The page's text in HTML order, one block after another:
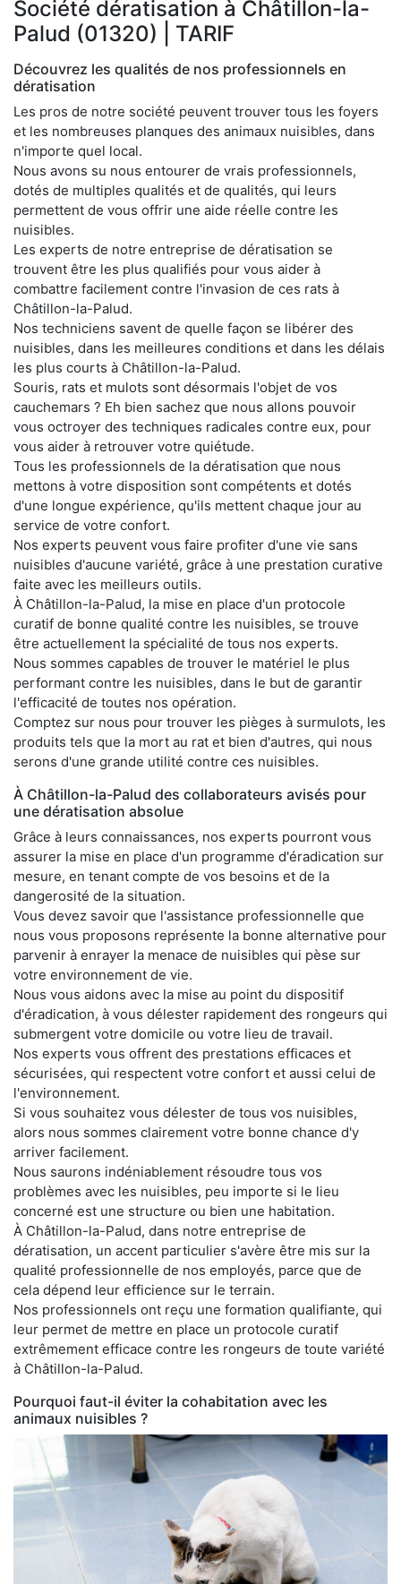
Société dératisation à Châtillon-la-
Palud (01320) | TARIF
Découvrez les qualités de nos professionnels en
dératisation
Les pros de notre société peuvent trouver tous les foyers
et les nombreuses planques des animaux nuisibles, dans
n'importe quel local.
Nous avons su nous entourer de vrais professionnels,
dotés de multiples qualités et de qualités, qui leurs
permettent de vous offrir une aide réelle contre les
nuisibles.
Les experts de notre entreprise de dératisation se
trouvent être les plus qualifiés pour vous aider à
combattre facilement contre l'invasion de ces rats à
Châtillon-la-Palud.
Nos techniciens savent de quelle façon se libérer des
nuisibles, dans les meilleures conditions et dans les délais
les plus courts à Châtillon-la-Palud.
Souris, rats et mulots sont désormais l'objet de vos
cauchemars ? Eh bien sachez que nous allons pouvoir
vous octroyer des techniques radicales contre eux, pour
vous aider à retrouver votre quiétude.
Tous les professionnels de la dératisation que nous
mettons à votre disposition sont compétents et dotés
d'une longue expérience, qu'ils mettent chaque jour au
service de votre confort.
Nos experts peuvent vous faire profiter d'une vie sans
nuisibles d'aucune variété, grâce à une prestation curative
faite avec les meilleurs outils.
À Châtillon-la-Palud, la mise en place d'un protocole
curatif de bonne qualité contre les nuisibles, se trouve
être actuellement la spécialité de tous nos experts.
Nous sommes capables de trouver le matériel le plus
performant contre les nuisibles, dans le but de garantir
l'efficacité de toutes nos opération.
Comptez sur nous pour trouver les pièges à surmulots, les
produits tels que la mort au rat et bien d'autres, qui nous
serons d'une grande utilité contre ces nuisibles.
À Châtillon-la-Palud des collaborateurs avisés pour
une dératisation absolue
Grâce à leurs connaissances, nos experts pourront vous
assurer la mise en place d'un programme d'éradication sur
mesure, en tenant compte de vos besoins et de la
dangerosité de la situation.
Vous devez savoir que l'assistance professionnelle que
nous vous proposons représente la bonne alternative pour
parvenir à enrayer la menace de nuisibles qui pèse sur
votre environnement de vie.
Nous vous aidons avec la mise au point du dispositif
d'éradication, à vous délester rapidement des rongeurs qui
submergent votre domicile ou votre lieu de travail.
Nos experts vous offrent des prestations efficaces et
sécurisées, qui respectent votre confort et aussi celui de
l'environnement.
Si vous souhaitez vous délester de tous vos nuisibles,
alors nous sommes clairement votre bonne chance d'y
arriver facilement.
Nous saurons indéniablement résoudre tous vos
problèmes avec les nuisibles, peu importe si le lieu
concerné est une structure ou bien une habitation.
À Châtillon-la-Palud, dans notre entreprise de
dératisation, un accent particulier s'avère être mis sur la
qualité professionnelle de nos employés, parce que de
cela dépend leur efficience sur le terrain.
Nos professionnels ont reçu une formation qualifiante, qui
leur permet de mettre en place un protocole curatif
extrêmement efficace contre les rongeurs de toute variété
à Châtillon-la-Palud.
Pourquoi faut-il éviter la cohabitation avec les
animaux nuisibles ?